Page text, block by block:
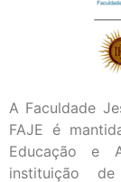
A Faculdade
FAJE é
Educação e
instituição